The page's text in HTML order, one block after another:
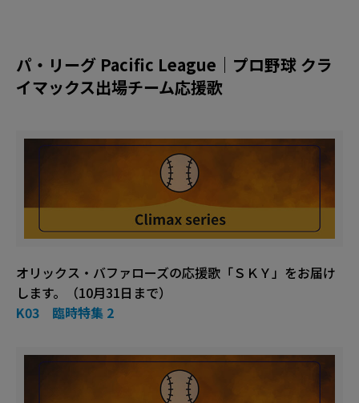
パ・リーグ Pacific League｜プロ野球 クラ
イマックス出場チーム応援歌
オリックス・バファローズの応援歌「ＳＫＹ」をお届け
します。（10月31日まで）
K03 臨時特集 2